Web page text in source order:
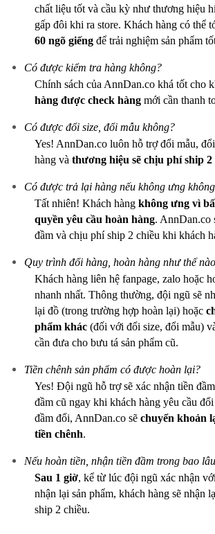
chất liệu tốt và cầu kỳ như thương hiệu
gấp đôi khi ra store. Khách hàng có thể
60 ngõ giếng để trải nghiệm sản phẩm
Có được kiểm tra hàng không?
Chính sách của AnnDan.co khá tốt cho
hàng được check hàng mới cần thanh
Có được đổi size, đổi mẫu không?
Yes! AnnDan.co luôn hỗ trợ đổi mẫu,
hàng và thương hiệu sẽ chịu phí ship 2
Có được trả lại hàng nếu không ưng
Tất nhiên! Khách hàng không ưng vì
quyền yêu cầu hoàn hàng. AnnDan.co
đầm và chịu phí ship 2 chiều khi khách
Quy trình đổi hàng, hoàn hàng như thế
Khách hàng liên hệ fanpage, zalo hoặc
nhanh nhất. Thông thường, đội ngũ sẽ
lại đồ (trong trường hợp hoàn lại) hoặc
phẩm khác (đối với đổi size, đổi mẫu)
cần đưa cho bưu tá sản phẩm cũ.
Tiền chênh sản phẩm có được hoàn lại?
Yes! Đội ngũ hỗ trợ sẽ xác nhận tiền
đầm cũ ngay khi khách hàng yêu cầu
đầm đổi, AnnDan.co sẽ chuyển khoản
tiền chênh.
Nếu hoàn tiền, nhận tiền đầm trong bao
Sau 1 giờ, kể từ lúc đội ngũ xác nhận
nhận lại sản phẩm, khách hàng sẽ nhận
ship 2 chiều.